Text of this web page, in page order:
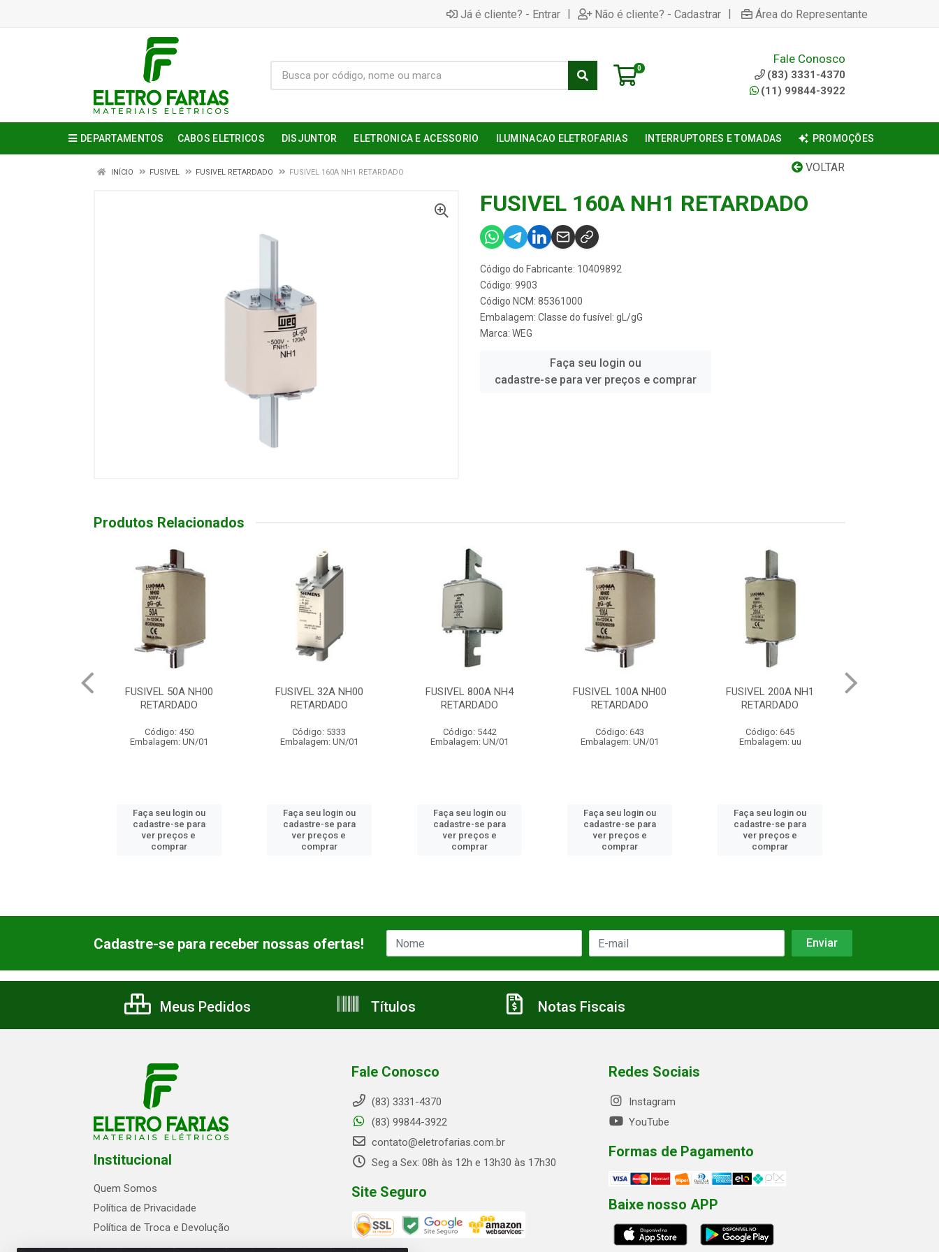
Já é cliente? - Entrar | Não é cliente? - Cadastrar | Área do Representante
0
Fale Conosco
(83) 3331-4370
(11) 99844-3922
DEPARTAMENTOS CABOS ELETRICOS DISJUNTOR ELETRONICA E ACESSORIO ILUMINACAO ELETROFARIAS INTERRUPTORES E TOMADAS PROMOÇÕES
VOLTAR
INÍCIO FUSIVEL FUSIVEL RETARDADO FUSIVEL 160A NH1 RETARDADO
FUSIVEL 160A NH1 RETARDADO
Código do Fabricante: 10409892
Código: 9903
Código NCM: 85361000
Embalagem: Classe do fusível: gL/gG
Marca: WEG
Faça seu login ou
cadastre-se para ver preços e comprar
Produtos Relacionados
FUSIVEL 50A NH00
FUSIVEL 32A NH00
Embalagem: UN/01
Faça seu login ou
cadastre-se para
FUSIVEL 800A NH4
Embalagem: UN/01
Faça seu login ou
cadastre-se para
FUSIVEL 100A NH00
Embalagem: UN/01
Faça seu login ou
cadastre-se para
FUSIVEL 200A NH1
Embalagem: uu
Faça seu login ou
cadastre-se para
FUSIVEL 400A NH3
Embalagem: UN/01
Faça seu login ou
cadastre-se para
Cadastre-se para receber nossas ofertas!
Meus Pedidos Títulos Notas Fiscais
Institucional
Quem Somos
Política de Privacidade
Política de Troca e Devolução
Fale Conosco
(83) 3331-4370
(83) 99844-3922
contato@eletrofarias.com.br
Seg a Sex: 08h às 12h e 13h30 às 17h30
Site Seguro
Redes Sociais
Instagram
YouTube
Formas de Pagamento
Baixe nosso APP